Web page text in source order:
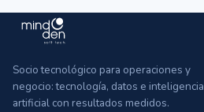
Socio tecnológico para operaciones y
negocio: tecnología, datos e inteligencia
artificial con resultados medidos.